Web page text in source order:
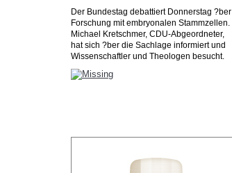
Der Bundestag debattiert Donnerstag ?ber
Forschung mit embryonalen Stammzellen.
Michael Kretschmer, CDU-Abgeordneter,
hat sich ?ber die Sachlage informiert und
Wissenschaftler und Theologen besucht.